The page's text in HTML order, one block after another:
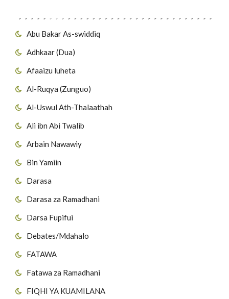
Abu Bakar As-swiddiq
Adhkaar (Dua)
Afaaizu luheta
Al-Ruqya (Zunguo)
Al-Uswul Ath-Thalaathah
Ali ibn Abi Twalib
Arbain Nawawiy
Bin Yamiin
Darasa
Darasa za Ramadhani
Darsa Fupifui
Debates/Mdahalo
FATAWA
Fatawa za Ramadhani
FIQHI YA KUAMILANA